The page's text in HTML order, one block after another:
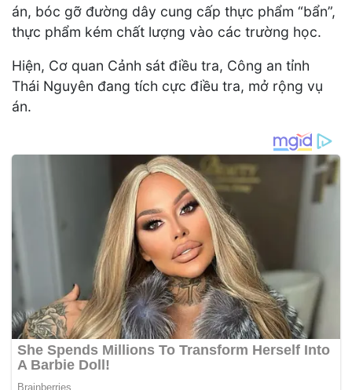
án, bóc gỡ đường dây cung cấp thực phẩm “bẩn”,
thực phẩm kém chất lượng vào các trường học.
Hiện, Cơ quan Cảnh sát điều tra, Công an tỉnh
Thái Nguyên đang tích cực điều tra, mở rộng vụ
án.